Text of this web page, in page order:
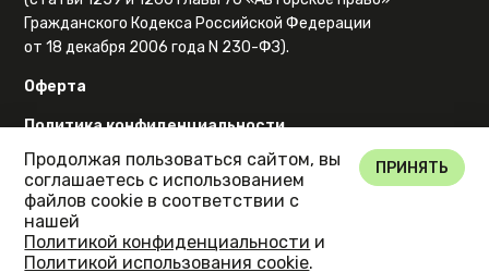
Гражданского Кодекса Российской Федерации
от 18 декабря 2006 года N 230-ФЗ).
Оферта
Политика конфиденциальности
Карта сайта
Продолжая пользоваться сайтом, вы
соглашаетесь с использованием
файлов cookie в соответствии с
нашей
Политикой конфиденциальности и
Политикой использования cookie.
ПРИНЯТЬ